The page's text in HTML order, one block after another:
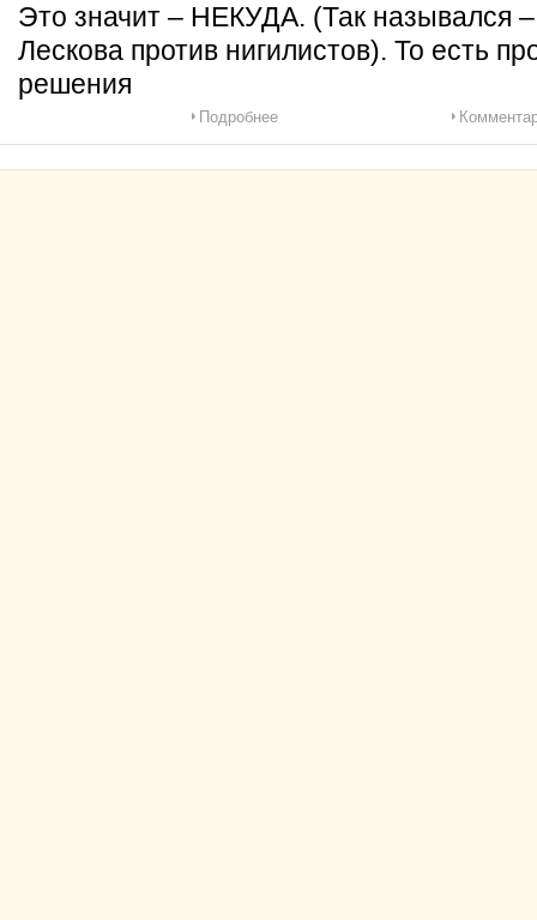
Это значит – НЕКУДА. (Так назывался
Лескова против нигилистов). То есть
решения
Подробнее